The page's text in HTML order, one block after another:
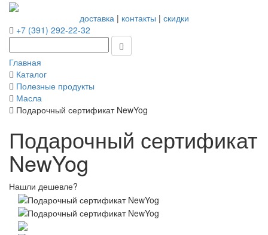
доставка| контакты | скидки
+7 (391) 292-22-32
Главная
Каталог
Полезные продукты
Масла
Подарочный сертификат NewYog
Подарочный сертификат
NewYog
Нашли дешевле?